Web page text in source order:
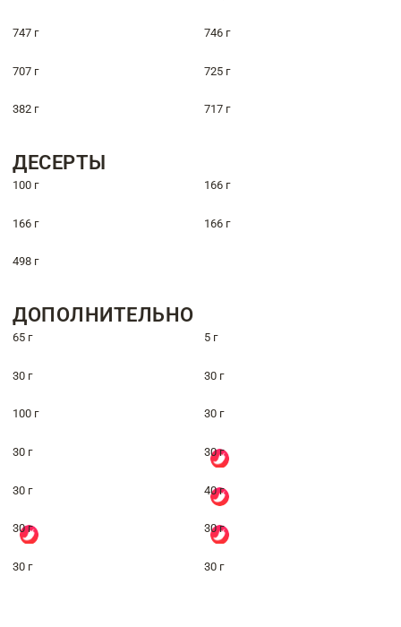
747 г 746 г
707 г 725 г
382 г 717 г
ДЕСЕРТЫ
100 г 166 г
166 г 166 г
498 г
ДОПОЛНИТЕЛЬНО
65 г 5 г
30 г 30 г
100 г 30 г
30 г 30 г
30 г 40 г
30 г 30 г
30 г 30 г